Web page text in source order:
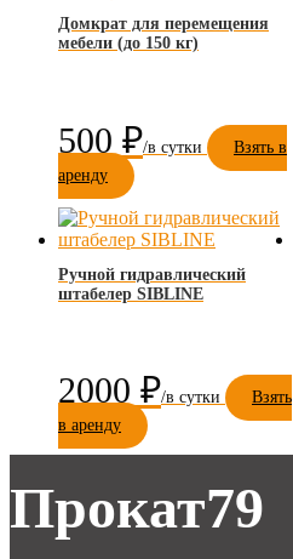
Домкрат для перемещения
мебели (до 150 кг)
500 ₽
Взять в
аренду
Ручной гидравлический
штабелер SIBLINE
2000 ₽
Взять
в аренду
Прокат79